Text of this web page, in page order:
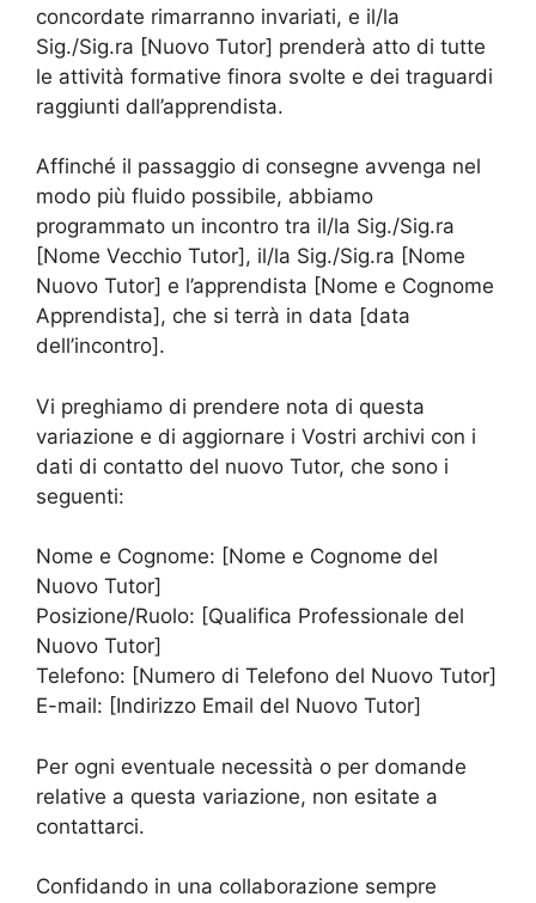
concordate rimarranno invariati, e il/la
Sig./Sig.ra [Nuovo Tutor] prenderà atto di tutte
le attività formative finora svolte e dei traguardi
raggiunti dall’apprendista.
Affinché il passaggio di consegne avvenga nel
modo più fluido possibile, abbiamo
programmato un incontro tra il/la Sig./Sig.ra
[Nome Vecchio Tutor], il/la Sig./Sig.ra [Nome
Nuovo Tutor] e l’apprendista [Nome e Cognome
Apprendista], che si terrà in data [data
dell’incontro].
Vi preghiamo di prendere nota di questa
variazione e di aggiornare i Vostri archivi con i
dati di contatto del nuovo Tutor, che sono i
seguenti:
Nome e Cognome: [Nome e Cognome del
Nuovo Tutor]
Posizione/Ruolo: [Qualifica Professionale del
Nuovo Tutor]
Telefono: [Numero di Telefono del Nuovo Tutor]
E-mail: [Indirizzo Email del Nuovo Tutor]
Per ogni eventuale necessità o per domande
relative a questa variazione, non esitate a
contattarci.
Confidando in una collaborazione sempre